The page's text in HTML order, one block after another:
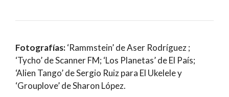
Fotografías:‘Rammstein’ de Aser Rodríguez ;
‘Tycho’ de Scanner FM; ‘Los Planetas’ de El País;
‘Alien Tango’ de Sergio Ruiz para El Ukelele y
‘Grouplove’ de Sharon López.